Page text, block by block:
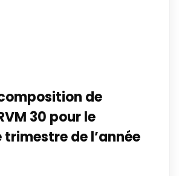
de
30 pour le
trimestre de l’année